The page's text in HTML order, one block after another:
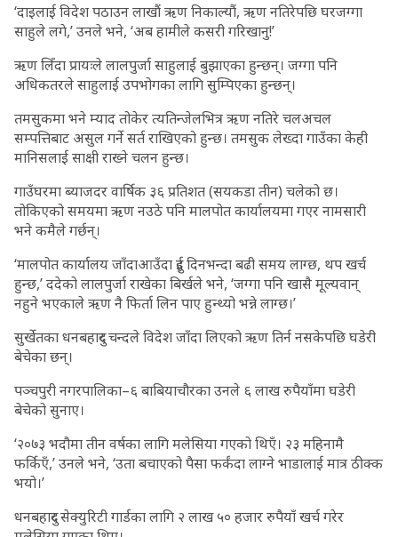
‘दाइलाई विदेश पठाउन लाखौं ऋण निकाल्यौं, ऋण नतिरेपछि घरजग्गा
साहुले लगे,’ उनले भने, ‘अब हामीले कसरी गरिखानु!’
ऋण लिँदा प्रायःले लालपुर्जा साहुलाई बुझाएका हुन्छन्। जग्गा पनि
अधिकतरले साहुलाई उपभोगका लागि सुम्पिएका हुन्छन्।
तमसुकमा भने म्याद तोकेर त्यतिन्जेलभित्र ऋण नतिरे चलअचल
सम्पत्तिबाट असुल गर्ने सर्त राखिएको हुन्छ। तमसुक लेख्दा गाउँका केही
मानिसलाई साक्षी राख्ने चलन हुन्छ।
गाउँघरमा ब्याजदर वार्षिक ३६ प्रतिशत (सयकडा तीन) चलेको छ।
तोकिएको समयमा ऋण नउठे पनि मालपोत कार्यालयमा गएर नामसारी
भने कमैले गर्छन्।
‘मालपोत कार्यालय जाँदाआउँदा दुई दिनभन्दा बढी समय लाग्छ, थप खर्च
हुन्छ,’ ददेको लालपुर्जा राखेका बिर्खले भने, ‘जग्गा पनि खासै मूल्यवान्
नहुने भएकाले ऋण नै फिर्ता लिन पाए हुन्थ्यो भन्ने लाग्छ।’
सुर्खेतका धनबहादुर चन्दले विदेश जाँदा लिएको ऋण तिर्न नसकेपछि घडेरी
बेचेका छन्।
पञ्चपुरी नगरपालिका–६ बाबियाचौरका उनले ६ लाख रुपैयाँमा घडेरी
बेचेको सुनाए।
‘२०७३ भदौमा तीन वर्षका लागि मलेसिया गएको थिएँ। २३ महिनामै
फर्किएँ,’ उनले भने, ‘उता बचाएको पैसा फर्कंदा लाग्ने भाडालाई मात्र ठीक्क
भयो।’
धनबहादुर सेक्युरिटी गार्डका लागि २ लाख ५० हजार रुपैयाँ खर्च गरेर